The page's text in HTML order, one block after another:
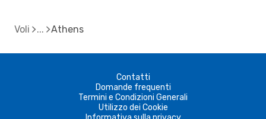
Voli Athens
Contatti
Domande frequenti
Termini e Condizioni Generali
Utilizzo dei Cookie